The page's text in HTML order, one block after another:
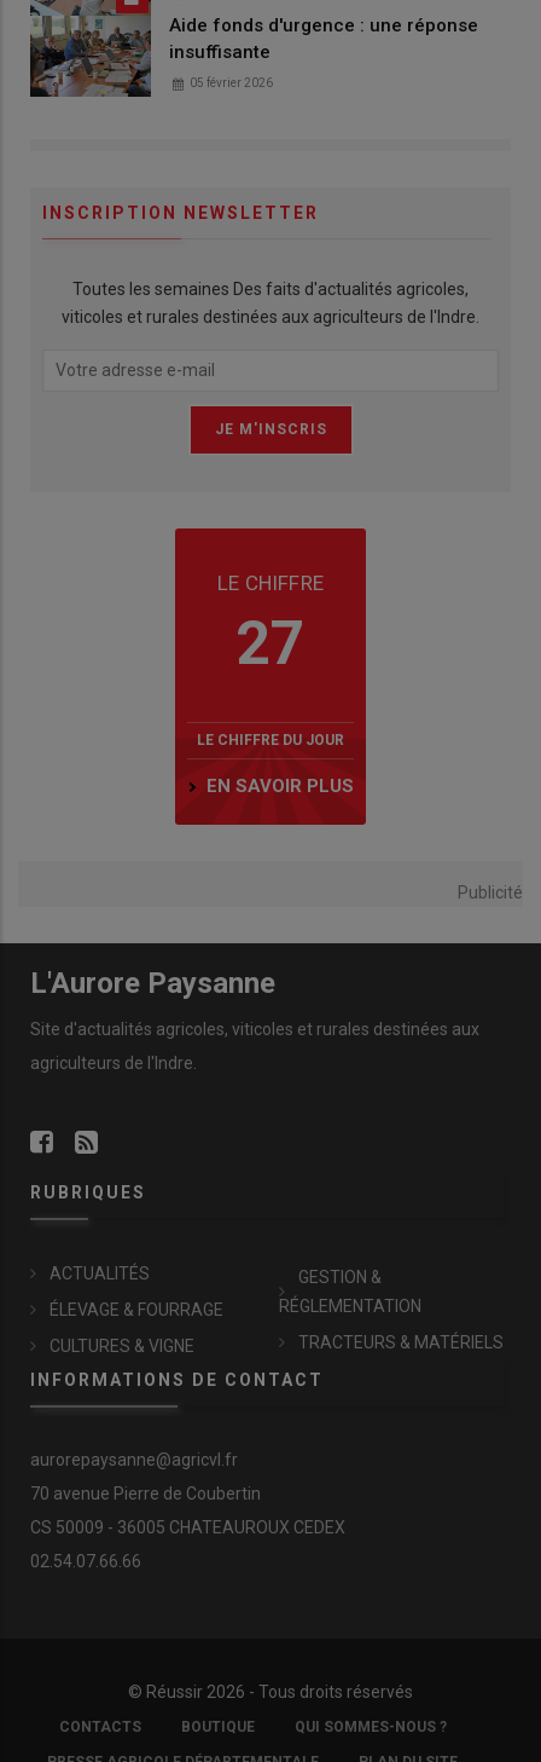
Aide fonds d'urgence : une réponse
insuffisante
05 février 2026
INSCRIPTION NEWSLETTER
Toutes les semaines Des faits d'actualités agricoles,
viticoles et rurales destinées aux agriculteurs de l'Indre.
LE CHIFFRE
27
LE CHIFFRE DU JOUR
EN SAVOIR PLUS
Publicité
L'Aurore Paysanne
Site d'actualités agricoles, viticoles et rurales destinées aux
agriculteurs de l'Indre.
RUBRIQUES
ACTUALITÉS
ÉLEVAGE & FOURRAGE
CULTURES & VIGNE
GESTION &
RÉGLEMENTATION
TRACTEURS & MATÉRIELS
INFORMATIONS DE CONTACT
aurorepaysanne@agricvl.fr
70 avenue Pierre de Coubertin
CS 50009 - 36005 CHATEAUROUX CEDEX
02.54.07.66.66
© Réussir 2026 - Tous droits réservés
FOOTER
COPYRIGHT
CONTACTS BOUTIQUE QUI SOMMES-NOUS ?